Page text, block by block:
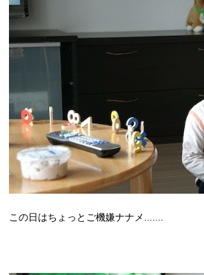
この日はちょっとご機嫌ナナメ.......